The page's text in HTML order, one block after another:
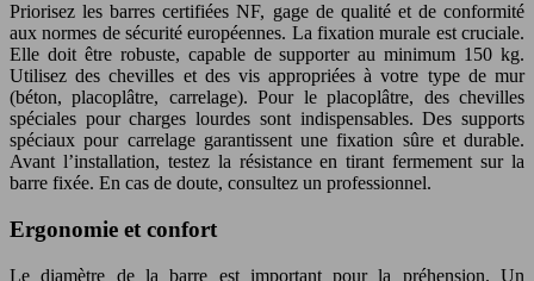
Priorisez les barres certifiées NF, gage de qualité et de conformité
aux normes de sécurité européennes. La fixation murale est cruciale.
Elle doit être robuste, capable de supporter au minimum 150 kg.
Utilisez des chevilles et des vis appropriées à votre type de mur
(béton, placoplâtre, carrelage). Pour le placoplâtre, des chevilles
spéciales pour charges lourdes sont indispensables. Des supports
spéciaux pour carrelage garantissent une fixation sûre et durable.
Avant l’installation, testez la résistance en tirant fermement sur la
barre fixée. En cas de doute, consultez un professionnel.
Ergonomie et confort
Le diamètre de la barre est important pour la préhension. Un